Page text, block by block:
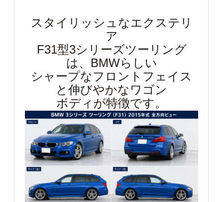
スタイリッシュなエクステリ
ア
F31型3シリーズツーリング
は、BMWらしい
シャープなフロントフェイス
と伸びやかなワゴン
ボディが特徴です。